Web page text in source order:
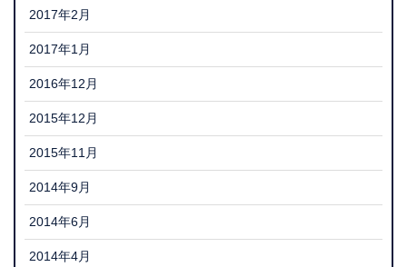
2017年2月
2017年1月
2016年12月
2015年12月
2015年11月
2014年9月
2014年6月
2014年4月